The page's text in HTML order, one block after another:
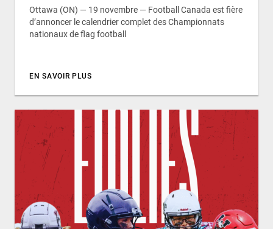
Ottawa (ON) — 19 novembre — Football Canada est fière
d’annoncer le calendrier complet des Championnats
nationaux de flag football
EN SAVOIR PLUS